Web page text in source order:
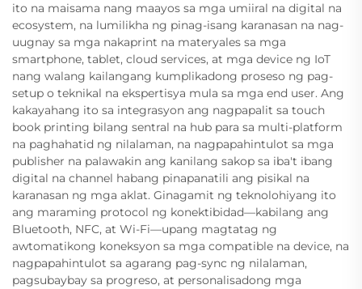
ito na maisama nang maayos sa mga umiiral na digital na
ecosystem, na lumilikha ng pinag-isang karanasan na nag-
uugnay sa mga nakaprint na materyales sa mga
smartphone, tablet, cloud services, at mga device ng IoT
nang walang kailangang kumplikadong proseso ng pag-
setup o teknikal na ekspertisya mula sa mga end user. Ang
kakayahang ito sa integrasyon ang nagpapalit sa touch
book printing bilang sentral na hub para sa multi-platform
na paghahatid ng nilalaman, na nagpapahintulot sa mga
publisher na palawakin ang kanilang sakop sa iba't ibang
digital na channel habang pinapanatili ang pisikal na
karanasan ng mga aklat. Ginagamit ng teknolohiyang ito
ang maraming protocol ng konektibidad—kabilang ang
Bluetooth, NFC, at Wi-Fi—upang magtatag ng
awtomatikong koneksyon sa mga compatible na device, na
nagpapahintulot sa agarang pag-sync ng nilalaman,
pagsubaybay sa progreso, at personalisadong mga